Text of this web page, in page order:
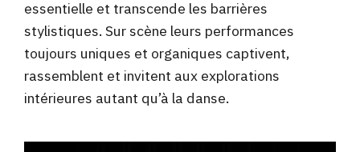
essentielle et transcende les barrières
stylistiques. Sur scène leurs performances
toujours uniques et organiques captivent,
rassemblent et invitent aux explorations
intérieures autant qu’à la danse.